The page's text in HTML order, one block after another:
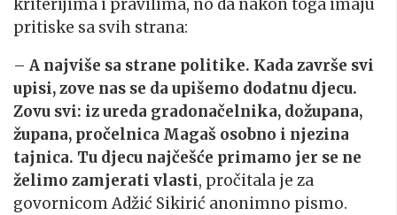
kriterijima i pravilima, no da nakon toga imaju
pritiske sa svih strana:
– A najviše sa strane politike. Kada završe svi
upisi, zove nas se da upišemo dodatnu djecu.
Zovu svi: iz ureda gradonačelnika, dožupana,
župana, pročelnica Magaš osobno i njezina
tajnica. Tu djecu najčešće primamo jer se ne
želimo zamjerati vlasti, pročitala je za
govornicom Adžić Sikirić anonimno pismo.